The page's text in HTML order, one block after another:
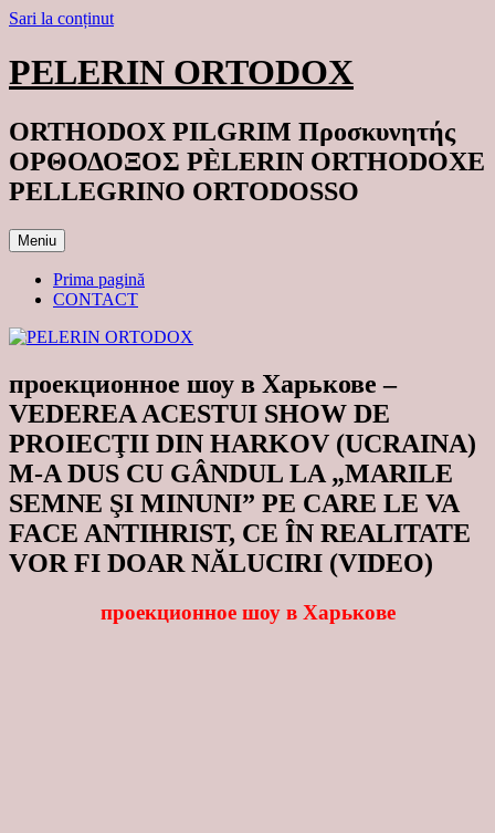
Sari la conținut
PELERIN ORTODOX
ORTHODOX PILGRIM Προσκυνητής
ΟΡΘΟΔΟΞΟΣ PÈLERIN ORTHODOXE
PELLEGRINO ORTODOSSO
Meniu
Prima pagină
CONTACT
проекционное шоу в Харькове –
VEDEREA ACESTUI SHOW DE
PROIECŢII DIN HARKOV (UCRAINA)
M-A DUS CU GÂNDUL LA „MARILE
SEMNE ŞI MINUNI” PE CARE LE VA
FACE ANTIHRIST, CE ÎN REALITATE
VOR FI DOAR NĂLUCIRI (VIDEO)
проекционное шоу в Харькове